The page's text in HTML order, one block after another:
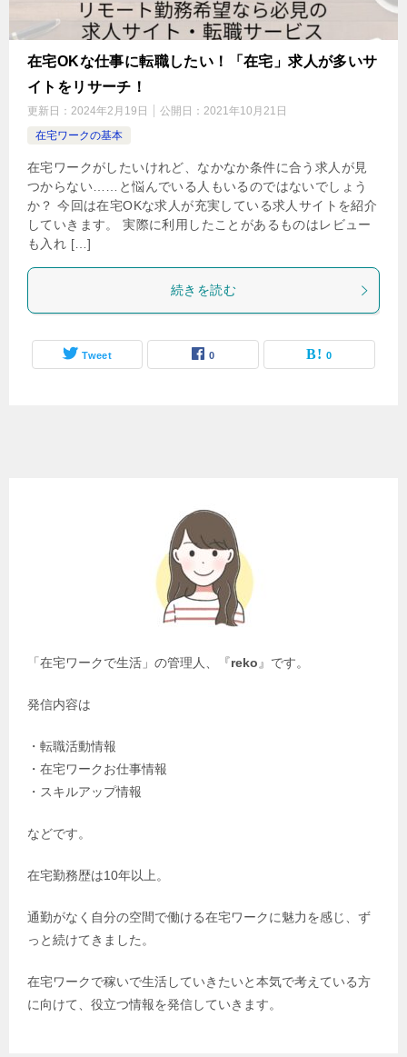
在宅OKな仕事に転職したい！「在宅」求人が多いサ
イトをリサーチ！
更新日： 2024年2月19日 公開日： 2021年10月21日
在宅ワークの基本
在宅ワークがしたいけれど、なかなか条件に合う求人が見
つからない……と悩んでいる人もいるのではないでしょう
か？ 今回は在宅OKな求人が充実している求人サイトを紹介
していきます。 実際に利用したことがあるものはレビュー
も入れ […]
続きを読む
Tweet 0 0
「在宅ワークで生活」の管理人、『reko 』です。
発信内容は
・転職活動情報
・在宅ワークお仕事情報
・スキルアップ情報
などです。
在宅勤務歴は10年以上。
通勤がなく自分の空間で働ける在宅ワークに魅力を感じ、ず
っと続けてきました。
在宅ワークで稼いで生活していきたいと本気で考えている方
に向けて、役立つ情報を発信していきます。